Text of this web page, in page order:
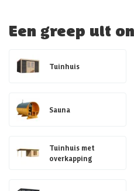
Een greep uit
Tuinhuis
Sauna
Tuinhuis met
overkapping